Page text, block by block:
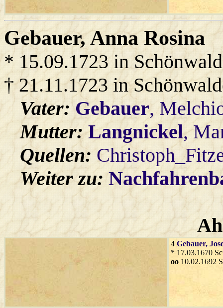
Gebauer, Anna Rosina
* 15.09.1723 in
† 21.11.1723 in
Vater:Gebauer,
Mutter:Langnickel,
Quellen:
Weiter zu:
4 Gebauer,
* 17.03.1670
oo 10.02.1692